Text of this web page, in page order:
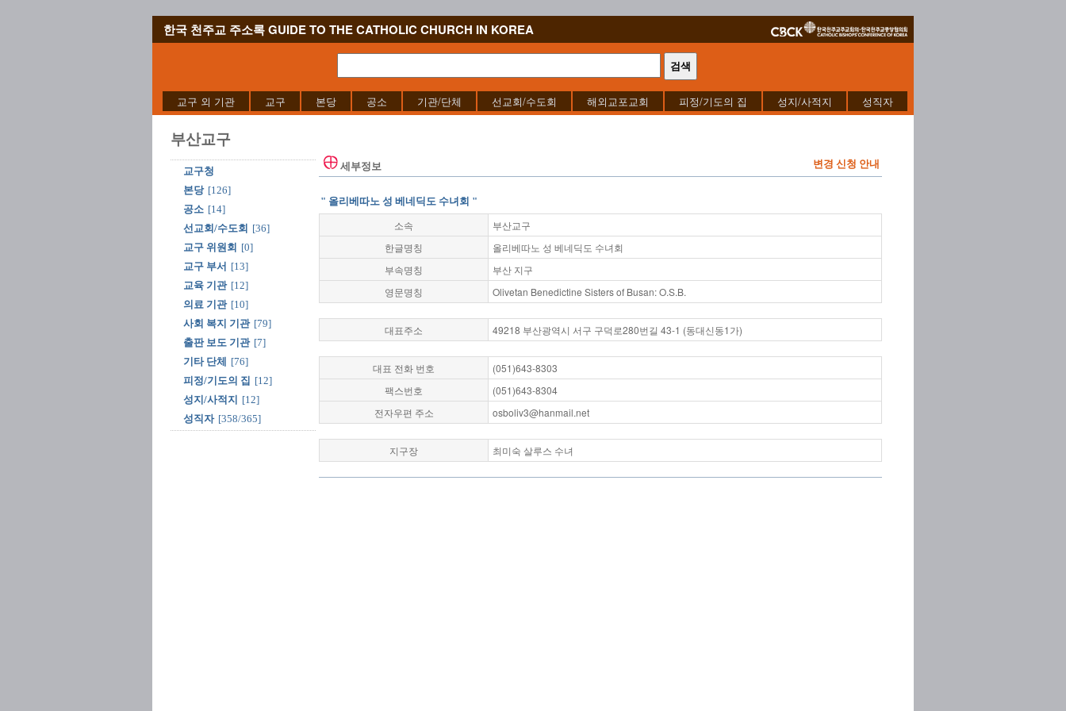
한국 천주교 주소록 GUIDE TO THE CATHOLIC CHURCH IN KOREA
교구 외 기관 교구 본당 공소 기관/단체 선교회/수도회 해외교포교회 피정/기도의 집 성지/사적지 성직자
부산교구
교구청
본당 [126]
공소 [14]
선교회/수도회 [36]
교구 위원회 [0]
교구 부서 [13]
교육 기관 [12]
의료 기관 [10]
사회 복지 기관 [79]
출판 보도 기관 [7]
기타 단체
[76]
피정/기도의 집 [12]
성지/사적지
[12]
성직자 [358/365]
세부정보 변경 신청 안내
" 올리베따노 성 베네딕도 수녀회 "
소속
부산교구
한글명칭
올리베따노 성 베네딕도 수녀회
부속명칭
부산 지구
영문명칭
Olivetan Benedictine Sisters of Busan: O.S.B.
대표주소 49218 부산광역시 서구 구덕로280번길 43-1 (동대신동1가)
대표 전화 번호
(051)643-8303
팩스번호
(051)643-8304
전자우편 주소
osboliv3@hanmail.net
지구장 최미숙 살루스 수녀